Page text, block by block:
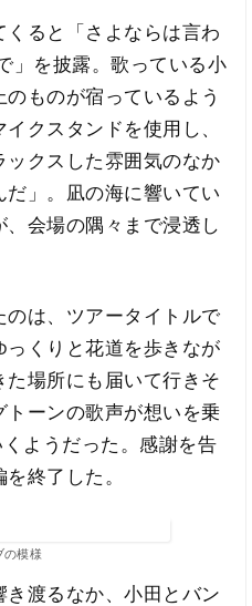
ると「さよならは言わ
」を披露。歌っている小
ものが宿っているよう
クスタンドを使用し、
クスした雰囲気のなか
」。凪の海に響いてい
会場の隅々まで浸透し
は、ツアータイトルで
っくりと花道を歩きなが
場所にも届いて行きそ
トーンの歌声が想いを乗
ようだった。感謝を告
終了した。
の模様
渡るなか、小田とバン